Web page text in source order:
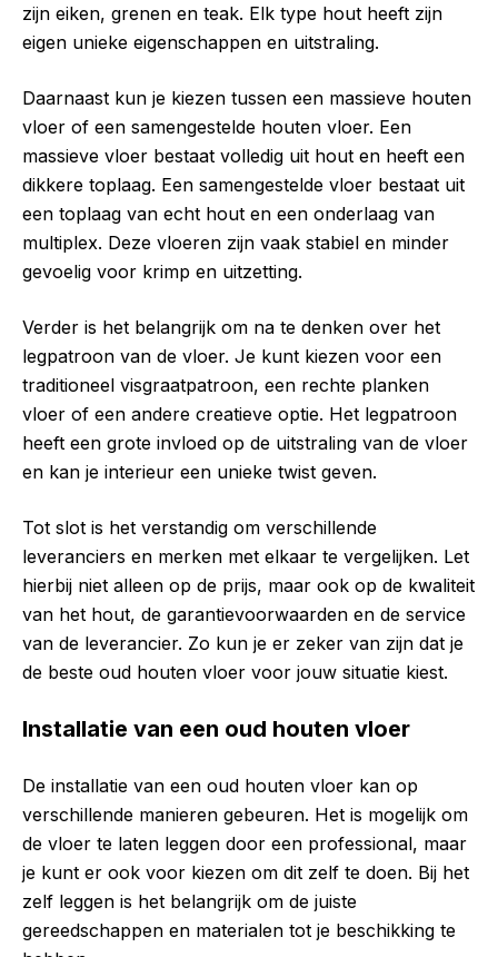
zijn eiken, grenen en teak. Elk type hout heeft zijn
eigen unieke eigenschappen en uitstraling.
Daarnaast kun je kiezen tussen een massieve houten
vloer of een samengestelde houten vloer. Een
massieve vloer bestaat volledig uit hout en heeft een
dikkere toplaag. Een samengestelde vloer bestaat uit
een toplaag van echt hout en een onderlaag van
multiplex. Deze vloeren zijn vaak stabiel en minder
gevoelig voor krimp en uitzetting.
Verder is het belangrijk om na te denken over het
legpatroon van de vloer. Je kunt kiezen voor een
traditioneel visgraatpatroon, een rechte planken
vloer of een andere creatieve optie. Het legpatroon
heeft een grote invloed op de uitstraling van de vloer
en kan je interieur een unieke twist geven.
Tot slot is het verstandig om verschillende
leveranciers en merken met elkaar te vergelijken. Let
hierbij niet alleen op de prijs, maar ook op de kwaliteit
van het hout, de garantievoorwaarden en de service
van de leverancier. Zo kun je er zeker van zijn dat je
de beste oud houten vloer voor jouw situatie kiest.
Installatie van een oud houten vloer
De installatie van een oud houten vloer kan op
verschillende manieren gebeuren. Het is mogelijk om
de vloer te laten leggen door een professional, maar
je kunt er ook voor kiezen om dit zelf te doen. Bij het
zelf leggen is het belangrijk om de juiste
gereedschappen en materialen tot je beschikking te